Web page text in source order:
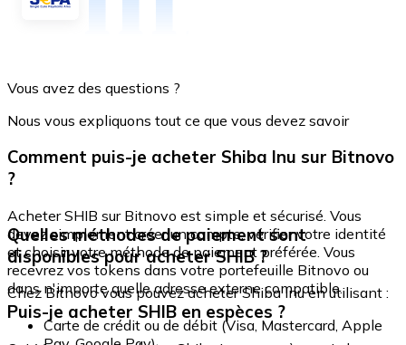
Vous avez des questions ?
Nous vous expliquons tout ce que vous devez savoir
Comment puis-je acheter Shiba Inu sur Bitnovo
?
Acheter SHIB sur Bitnovo est simple et sécurisé. Vous
devez simplement créer un compte, vérifier votre identité
et choisir votre méthode de paiement préférée. Vous
recevrez vos tokens dans votre portefeuille Bitnovo ou
dans n'importe quelle adresse externe compatible.
Quelles méthodes de paiement sont
disponibles pour acheter SHIB ?
Chez Bitnovo vous pouvez acheter Shiba Inu en utilisant :
Carte de crédit ou de débit (Visa, Mastercard, Apple
Puis-je acheter SHIB en espèces ?